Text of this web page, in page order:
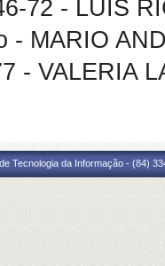
72 - LUIS
- MARIO
- VALERIA
Tecnologia da Informação - (84)